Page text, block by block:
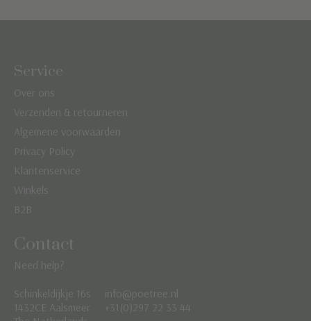
Service
Over ons
Verzenden & retourneren
Algemene voorwaarden
Privacy Policy
Klantenservice
Winkels
B2B
Contact
Need help?
Schinkeldijkje 16s
1432CE Aalsmeer
info@poetree.nl
+31(0)297 22 33 44
Nederlands